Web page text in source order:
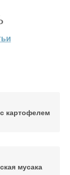
картофелем
мусака